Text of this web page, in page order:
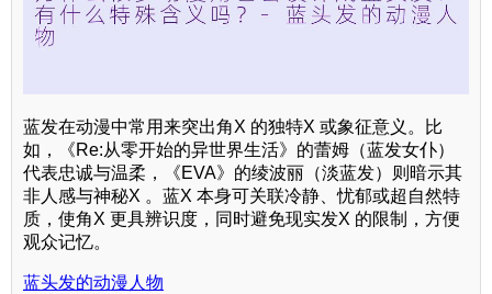
蓝发在动漫中常用来突出角X 的独特X 或象征意义。比
如，《Re:从零开始的异世界生活》的蕾姆（蓝发女仆）
代表忠诚与温柔，《EVA》的绫波丽（淡蓝发）则暗示其
非人感与神秘X 。蓝X 本身可关联冷静、忧郁或超自然特
质，使角X 更具辨识度，同时避免现实发X 的限制，方便
观众记忆。
蓝头发的动漫人物